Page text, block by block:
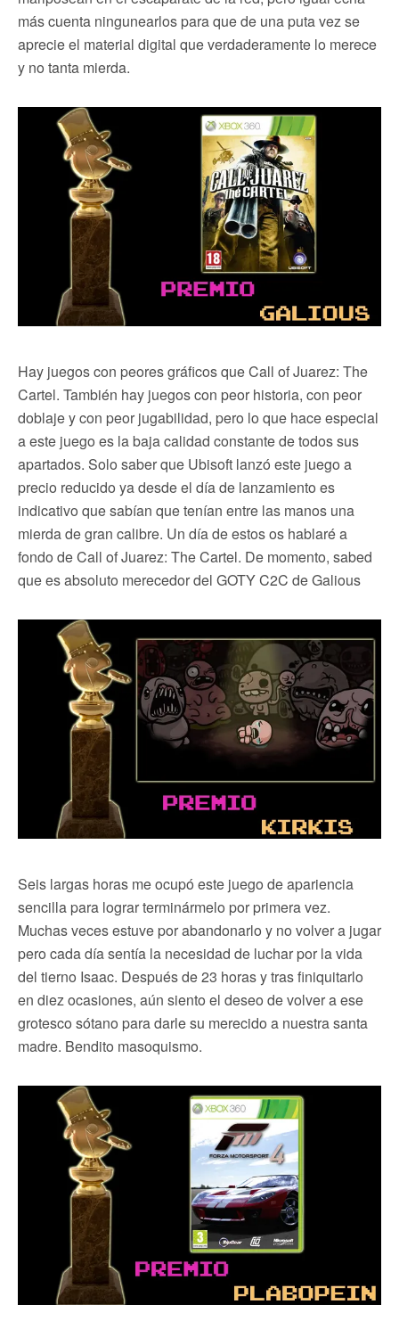
más cuenta ningunearlos para que de una puta vez se
aprecie el material digital que verdaderamente lo merece
y no tanta mierda.
Hay juegos con peores gráficos que Call of Juarez: The
Cartel. También hay juegos con peor historia, con peor
doblaje y con peor jugabilidad, pero lo que hace especial
a este juego es la baja calidad constante de todos sus
apartados. Solo saber que Ubisoft lanzó este juego a
precio reducido ya desde el día de lanzamiento es
indicativo que sabían que tenían entre las manos una
mierda de gran calibre. Un día de estos os hablaré a
fondo de Call of Juarez: The Cartel. De momento, sabed
que es absoluto merecedor del GOTY C2C de Galious
Seis largas horas me ocupó este juego de apariencia
sencilla para lograr terminármelo por primera vez.
Muchas veces estuve por abandonarlo y no volver a jugar
pero cada día sentía la necesidad de luchar por la vida
del tierno Isaac. Después de 23 horas y tras finiquitarlo
en diez ocasiones, aún siento el deseo de volver a ese
grotesco sótano para darle su merecido a nuestra santa
madre. Bendito masoquismo.